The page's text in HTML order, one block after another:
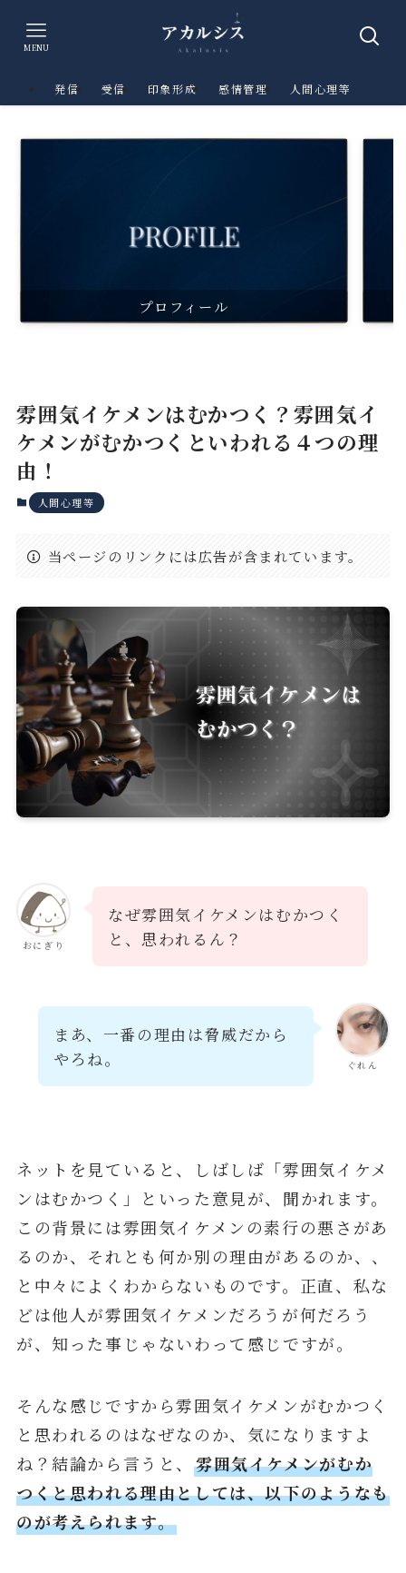
MENU
発信 受信 印象形成 感情管理 人間心理等
プロフィール
雰囲気イケメンはむかつく？雰囲気イ
ケメンがむかつくといわれる４つの理
由！
人間心理等
当ページのリンクには広告が含まれています。
おにぎり
なぜ雰囲気イケメンはむかつく
と、思われるん？
ぐれん
まあ、一番の理由は脅威だから
やろね。
ネットを見ていると、しばしば「雰囲気イケメ
ンはむかつく」といった意見が、聞かれます。
この背景には雰囲気イケメンの素行の悪さがあ
るのか、それとも何か別の理由があるのか、、
と中々によくわからないものです。正直、私な
どは他人が雰囲気イケメンだろうが何だろう
が、知った事じゃないわって感じですが。
そんな感じですから雰囲気イケメンがむかつく
と思われるのはなぜなのか、気になりますよ
ね？結論から言うと、雰囲気イケメンがむか
つくと思われる理由としては、以下のようなも
のが考えられます。